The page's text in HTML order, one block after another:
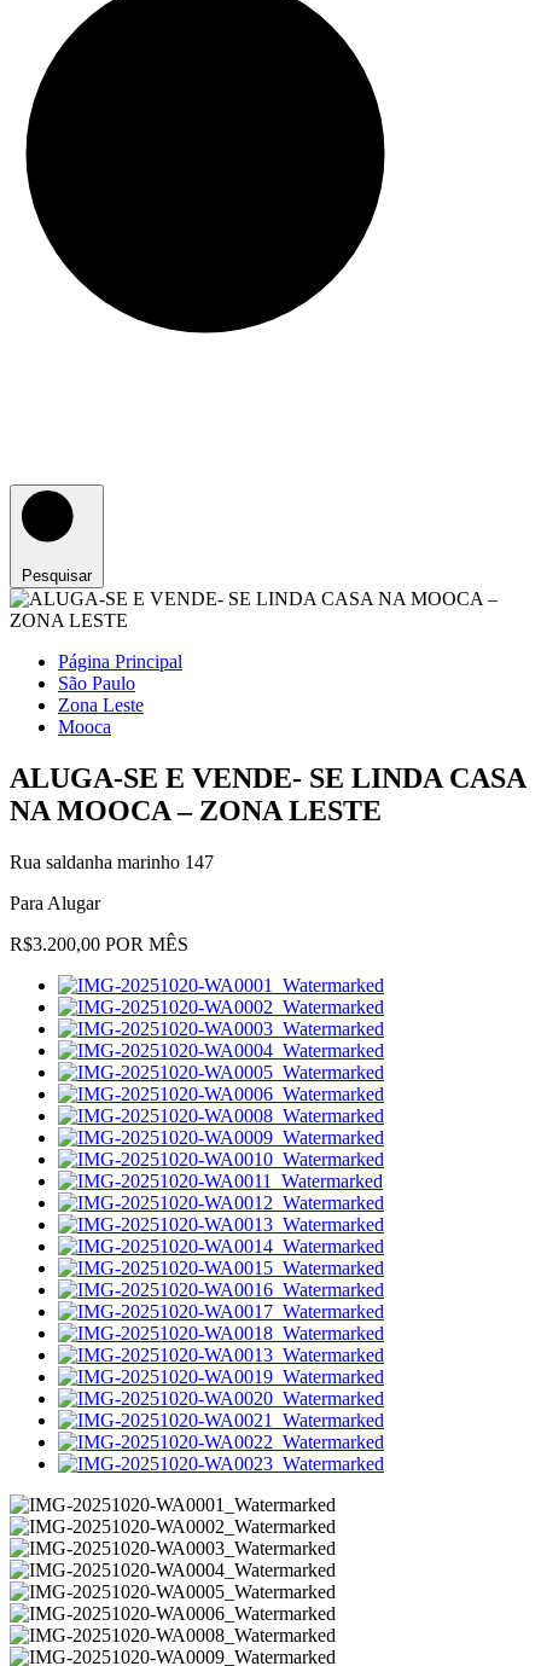
Pesquisar
Página Principal
São Paulo
Zona Leste
Mooca
ALUGA-SE E VENDE- SE LINDA CASA
NA MOOCA – ZONA LESTE
Rua saldanha marinho 147
Para Alugar
R$3.200,00 POR MÊS